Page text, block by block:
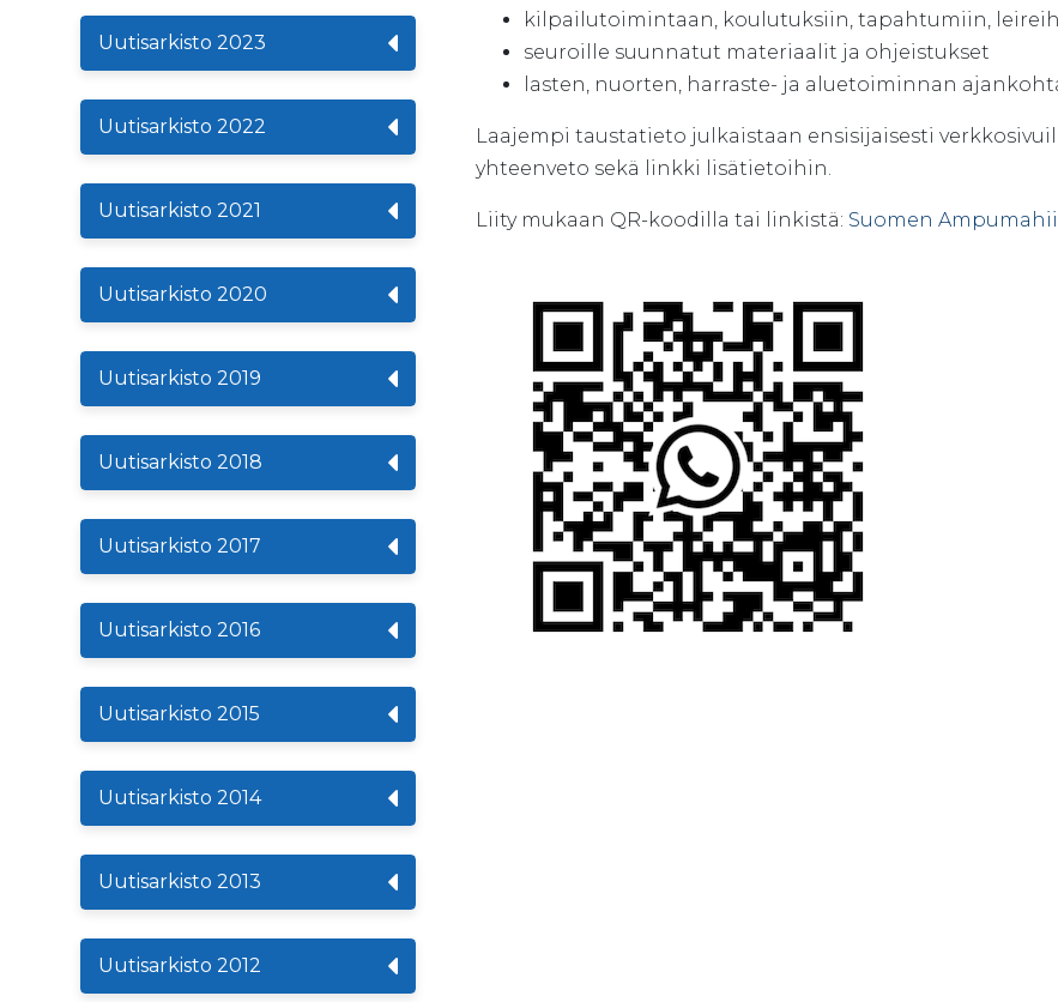
Uutisarkisto 2023
Uutisarkisto 2022
Uutisarkisto 2021
Uutisarkisto 2020
Uutisarkisto 2019
Uutisarkisto 2018
Uutisarkisto 2017
Uutisarkisto 2016
Uutisarkisto 2015
Uutisarkisto 2014
Uutisarkisto 2013
Uutisarkisto 2012
kilpailutoimintaan, koulutuksiin, tapahtumiin,
seuroille suunnatut materiaalit ja ohjeistukset
lasten, nuorten, harraste- ja aluetoiminnan
Laajempi taustatieto julkaistaan ensisijaisesti
yhteenveto sekä linkki lisätietoihin.
Liity mukaan QR-koodilla tai linkistä: Suomen